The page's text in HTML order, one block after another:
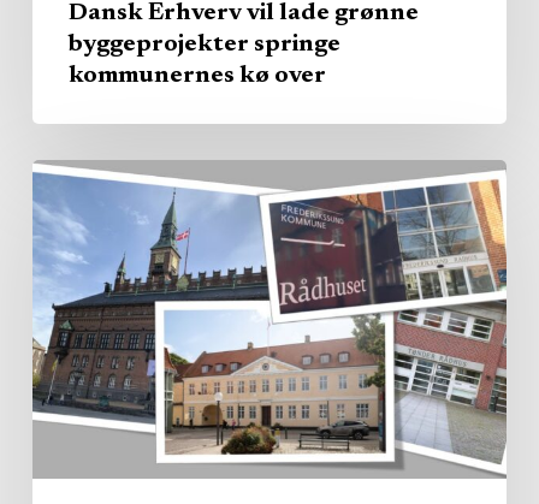
Dansk Erhverv vil lade grønne
byggeprojekter springe
kommunernes kø over
Kommunerne
købte
pladserne
–
nu
kommer
regningen
for